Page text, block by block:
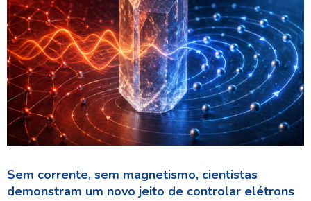
Sem corrente, sem magnetismo, cientistas
demonstram um novo jeito de controlar elétrons